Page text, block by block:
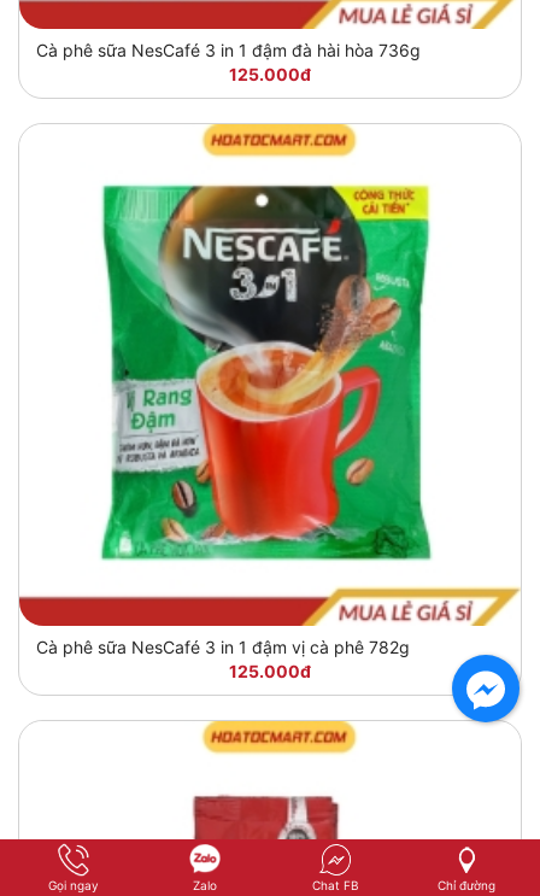
Cà phê sữa NesCafé 3 in 1 đậm đà hài hòa 736g
125.000đ
Cà phê sữa NesCafé 3 in 1 đậm vị cà phê 782g
125.000đ
Gọi ngay Zalo Chat FB Chỉ đường